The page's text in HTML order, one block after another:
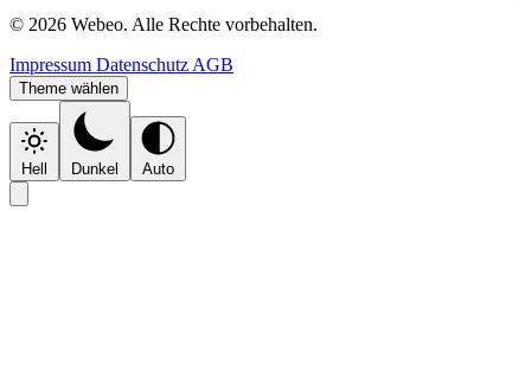
© 2026 Webeo. Alle Rechte vorbehalten.
Impressum DatenschutzAGB
Theme wählen
Hell Dunkel Auto